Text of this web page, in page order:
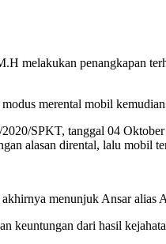
penangkapan
merental mobil
SPKT, tanggal 04
alasan dirental, lalu mobil
menunjuk Ansar alias
keuntungan dari hasil